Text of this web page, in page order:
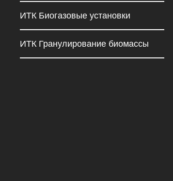
ИТК Биогазовые установки
ИТК Гранулирование биомассы